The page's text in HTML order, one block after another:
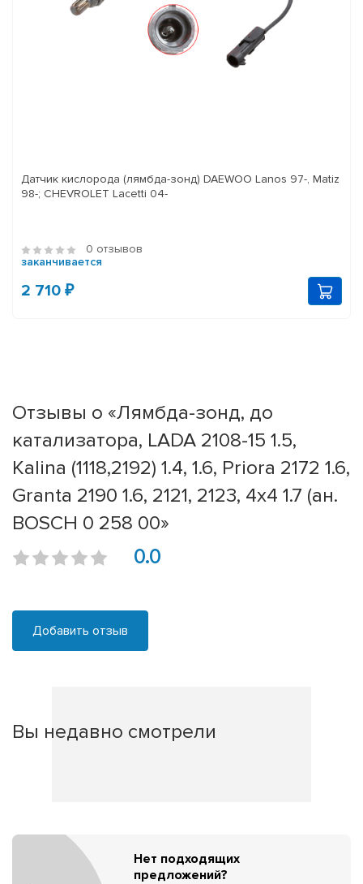
Датчик кислорода (лямбда-зонд) DAEWOO Lanos 97-, Matiz
98-; CHEVROLET Lacetti 04-
0 отзывов
заканчивается
2 710 ₽
Отзывы о «Лямбда-зонд, до
катализатора, LADA 2108-15 1.5,
Kalina (1118,2192) 1.4, 1.6, Priora 2172 1.6,
Granta 2190 1.6, 2121, 2123, 4x4 1.7 (ан.
BOSCH 0 258 00»
0.0
Добавить отзыв
Вы недавно смотрели
Нет подходящих
предложений?